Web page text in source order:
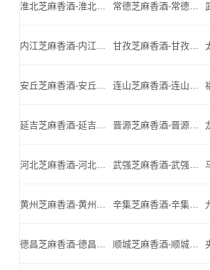
淮北芝麻香酒-淮北名酒-淮北小北门_淮北芝麻香酒厂家 常德芝麻香酒-常德名酒-常德小北门_常德芝麻香酒厂家
内江芝麻香酒-内江名酒-内江小北门_内江芝麻香酒厂家 甘孜芝麻香酒-甘孜名酒-甘孜小北门_甘孜芝麻香酒厂家
安丘芝麻香酒-安丘名酒-安丘小北门_安丘芝麻香酒厂家 连山芝麻香酒-连山名酒-连山小北门_连山芝麻香酒厂家
延吉芝麻香酒-延吉名酒-延吉小北门_延吉芝麻香酒厂家 晋源芝麻香酒-晋源名酒-晋源小北门_晋源芝麻香酒厂家
河北芝麻香酒-河北名酒-河北小北门_河北芝麻香酒厂家 武强芝麻香酒-武强名酒-武强小北门_武强芝麻香酒厂家
黄州芝麻香酒-黄州名酒-黄州小北门_黄州芝麻香酒厂家 辛集芝麻香酒-辛集名酒-辛集小北门_辛集芝麻香酒厂家
德昌芝麻香酒-德昌名酒-德昌小北门_德昌芝麻香酒厂家 顺城芝麻香酒-顺城名酒-顺城小北门_顺城芝麻香酒厂家